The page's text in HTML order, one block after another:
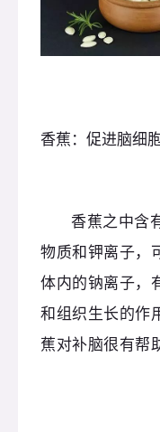
香蕉：促进脑细
香蕉之中含
物质和钾离子，
体内的钠离子，
和组织生长的作
蕉对补脑很有帮